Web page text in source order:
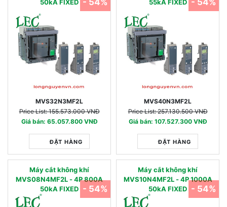
50kA FIXED
MVS32N3MF2L
Price List: 155.573.000 VNĐ
Giá bán: 65.057.800 VNĐ
ĐẶT HÀNG
- 54% 55kA FIXED
MVS40N3MF2L
Price List: 257.130.500 VNĐ
Giá bán: 107.527.300 VNĐ
ĐẶT HÀNG
- 54%
Máy cắt không khí
MVS08N4MF2L - 4P 800A
50kA FIXED - 54%
Máy cắt không khí
MVS10N4MF2L - 4P 1000A
50kA FIXED - 54%